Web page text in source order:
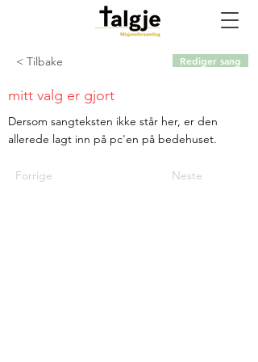
< Tilbake
Dersom sangteksten ikke står her, er den
allerede lagt inn på pc'en på bedehuset.
Forrige Neste
mitt valg er gjort
Rediger sang